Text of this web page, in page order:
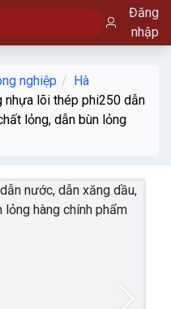
Đăng
nhập
nghiệp
Hà
nhựa lõi thép phi250 dẫn
lỏng, dẫn bùn lỏng